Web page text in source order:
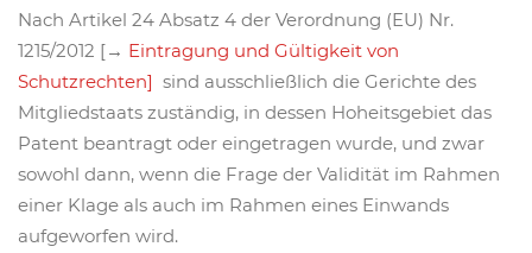
Nach Artikel 24 Absatz 4 der Verordnung (EU) Nr.
1215/2012 [→ Eintragung und Gültigkeit von
Schutzrechten] sind ausschließlich die Gerichte des
Mitgliedstaats zuständig, in dessen Hoheitsgebiet das
Patent beantragt oder eingetragen wurde, und zwar
sowohl dann, wenn die Frage der Validität im Rahmen
einer Klage als auch im Rahmen eines Einwands
aufgeworfen wird.